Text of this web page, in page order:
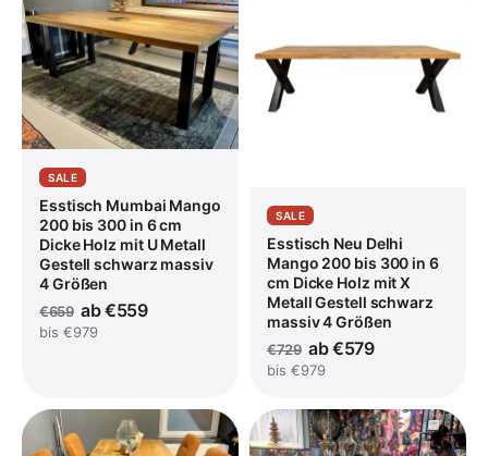
SALE
Esstisch Mumbai Mango
200 bis 300 in 6 cm
Dicke Holz mit U Metall
Gestell schwarz massiv
4 Größen
€659 ab €559
bis €979
SALE
Esstisch Neu Delhi
Mango 200 bis 300 in 6
cm Dicke Holz mit X
Metall Gestell schwarz
massiv 4 Größen
€729 ab €579
bis €979